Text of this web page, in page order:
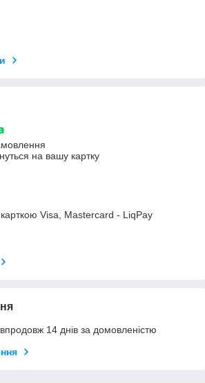
на вашу картку
Visa, Mastercard - LiqPay
14 днів за домовленістю